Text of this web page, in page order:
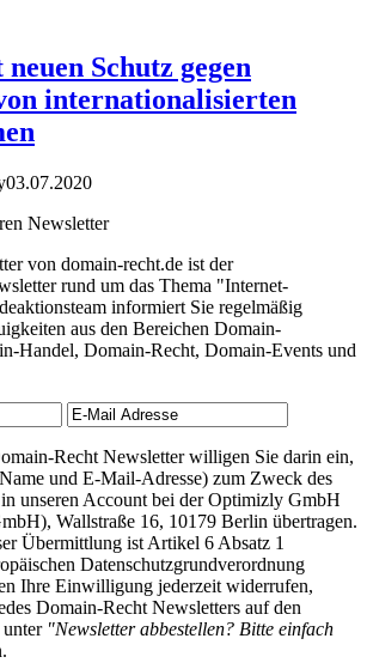
Schutz gegen
internationalisierten
03.07.2020
Newsletter
von domain-recht.de ist der
rund um das Thema "Internet-
informiert Sie regelmäßig
aus den Bereichen Domain-
Handel, Domain-Recht, Domain-Events und
Recht Newsletter willigen Sie darin ein,
und E-Mail-Adresse) zum Zweck des
unseren Account bei der Optimizly GmbH
Wallstraße 16, 10179 Berlin übertragen.
Übermittlung ist Artikel 6 Absatz 1
Datenschutzgrundverordnung
Ihre Einwilligung jederzeit widerrufen,
Domain-Recht Newsletters auf den
unter "Newsletter abbestellen? Bitte einfach